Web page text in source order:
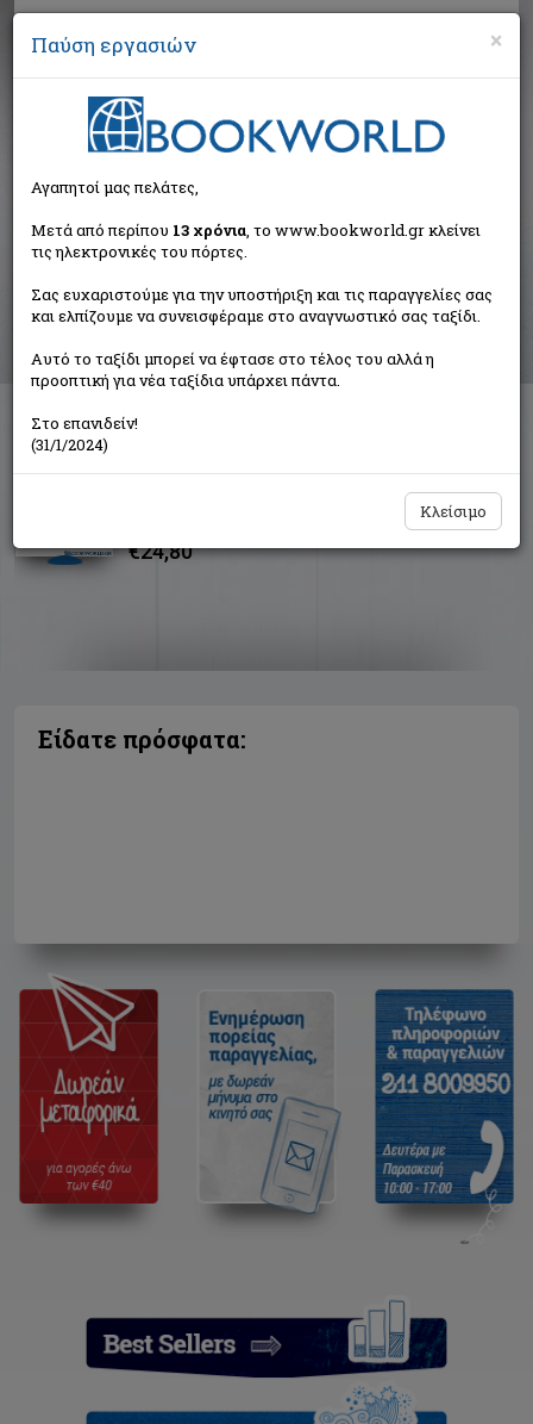
Αναζήτηση
Αποτελέσματα αναζήτησης
Συγγραφέας: Defourny Jacques (1 βιβλία)
Ταξινόμηση ανά:
Η ανάδυση της κοινωνικής οικονομίας
€24,80
Είδατε πρόσφατα:
×
Παύση εργασιών
Αγαπητοί μας πελάτες,
Μετά από περίπου 13 χρόνια, το www.bookworld.gr κλείνει
τις ηλεκτρονικές του πόρτες.
Σας ευχαριστούμε για την υποστήριξη και τις παραγγελίες σας
και ελπίζουμε να συνεισφέραμε στο αναγνωστικό σας ταξίδι.
Αυτό το ταξίδι μπορεί να έφτασε στο τέλος του αλλά η
προοπτική για νέα ταξίδια υπάρχει πάντα.
Στο επανιδείν!
(31/1/2024)
Κλείσιμο